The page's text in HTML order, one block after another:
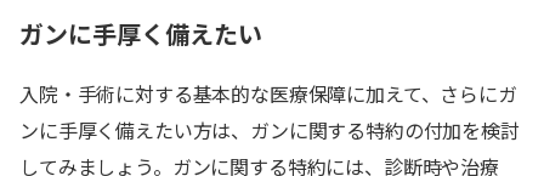
ガンに手厚く備えたい
入院・手術に対する基本的な医療保障に加えて、さらにガ
ンに手厚く備えたい方は、ガンに関する特約の付加を検討
してみましょう。ガンに関する特約には、診断時や治療